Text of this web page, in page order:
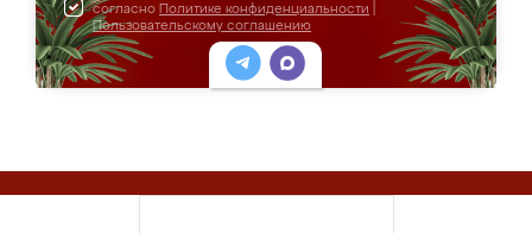
согласно Политике конфиденциальности
Пользовательскому соглашению